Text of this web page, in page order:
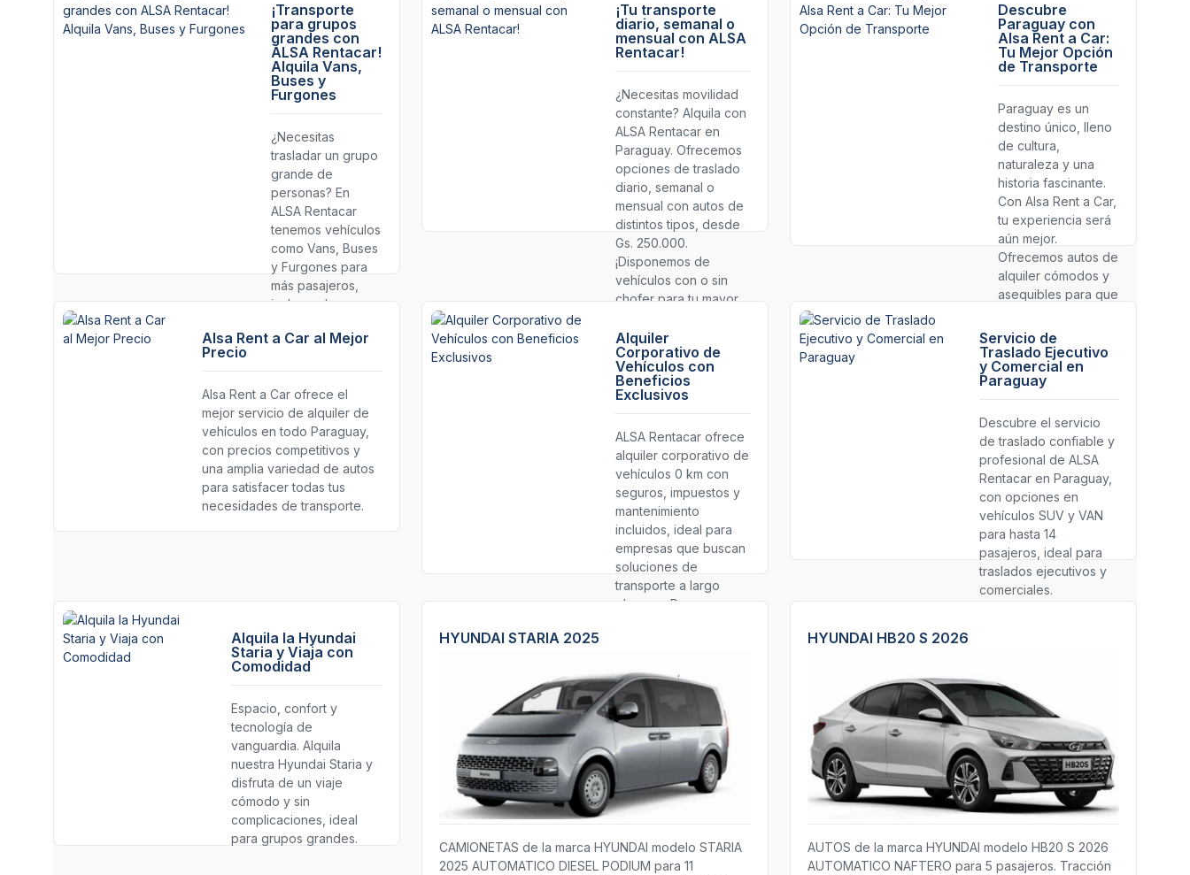
tu destino de
manera puntual y
sin
preocupaciones.
planes
personalizados.
¡Transporte
para grupos
grandes con
ALSA Rentacar!
Alquila Vans,
Buses y
Furgones
¿Necesitas
trasladar un grupo
grande de
personas? En
ALSA Rentacar
tenemos vehículos
como Vans, Buses
y Furgones para
más pasajeros,
incluyendo
Hyundai Staria, Kia
opciones de
alquiler con o sin
chofer para tu
comodidad!
¡Tu transporte
diario, semanal o
mensual con ALSA
Rentacar!
¿Necesitas movilidad
constante? Alquila con
ALSA Rentacar en
Paraguay. Ofrecemos
opciones de traslado
diario, semanal o
mensual con autos de
distintos tipos, desde
Gs. 250.000.
¡Disponemos de
vehículos con o sin
chofer para tu mayor
Descubre
Paraguay con
Alsa Rent a Car:
Tu Mejor Opción
de Transporte
Paraguay es un
destino único, lleno
de cultura,
naturaleza y una
historia fascinante.
Con Alsa Rent a Car,
tu experiencia será
aún mejor.
Ofrecemos autos de
alquiler cómodos y
asequibles para que
las principales
ciudades y
atracciones
turísticas con total
Alsa Rent a Car al Mejor
Precio
Alsa Rent a Car ofrece el
mejor servicio de alquiler de
vehículos en todo Paraguay,
con precios competitivos y
una amplia variedad de autos
para satisfacer todas tus
necesidades de transporte.
Alquiler
Corporativo de
Vehículos con
Beneficios
Exclusivos
ALSA Rentacar ofrece
alquiler corporativo de
vehículos 0 km con
seguros, impuestos y
mantenimiento
incluidos, ideal para
empresas que buscan
soluciones de
transporte a largo
plazo en Paraguay.
Servicio de
Traslado Ejecutivo
y Comercial en
Paraguay
Descubre el servicio
de traslado confiable y
profesional de ALSA
Rentacar en Paraguay,
con opciones en
vehículos SUV y VAN
para hasta 14
pasajeros, ideal para
traslados ejecutivos y
comerciales.
Alquila la Hyundai
Staria y Viaja con
Comodidad
Espacio, confort y
tecnología de
vanguardia. Alquila
nuestra Hyundai Staria y
disfruta de un viaje
cómodo y sin
complicaciones, ideal
para grupos grandes.
HYUNDAI STARIA 2025
CAMIONETAS de la marca HYUNDAI modelo STARIA
2025 AUTOMATICO DIESEL PODIUM para 11
HYUNDAI HB20 S 2026
AUTOS de la marca HYUNDAI modelo HB20 S 2026
AUTOMATICO NAFTERO para 5 pasajeros. Tracción